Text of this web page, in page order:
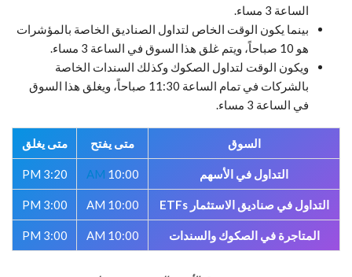
الساعة 3 مساء.
بينما يكون الوقت الخاص لتداول الصناديق الخاصة بالمؤشرات
هو 10 صباحاً، ويتم غلق هذا السوق في الساعة 3 مساء.
ويكون الوقت لتداول الصكوك وكذلك السندات الخاصة
بالشركات في تمام الساعة 11:30 صباحاً، ويغلق هذا السوق
في الساعة 3 مساء.
السوق متى يفتح متى يغلق
التداول في الأسهم 10:00
AM
3:20 PM
التداول في صناديق الاستثمار ETFs 10:00 AM
3:00 PM
المتاجرة في الصكوك والسندات 10:00 AM
3:00 PM